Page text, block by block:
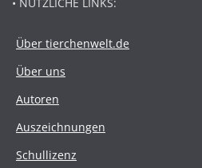
Über tierchenwelt.de
Über uns
Autoren
Auszeichnungen
Schullizenz